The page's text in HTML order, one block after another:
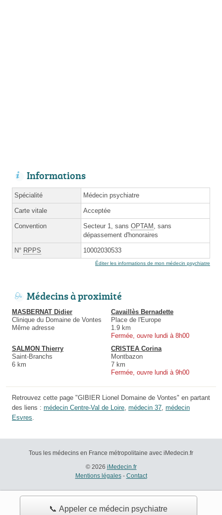
📞 Appeler ce médecin psychiatre
Informations
Spécialité Médecin psychiatre
Carte vitale Acceptée
Convention Secteur 1, sans OPTAM , sans
dépassement d'honoraires
N° RPPS 10002030533
Éditer les informations de mon médecin psychiatre
Médecins à proximité
MASBERNAT Didier
Clinique du Domaine de Vontes
Même adresse
Cavaillès Bernadette
Place de l'Europe
1.9 km
Fermée, ouvre lundi à 8h00
SALMON Thierry
Saint-Branchs
6 km
CRISTEA Corina
Montbazon
7 km
Fermée, ouvre lundi à 9h00
Retrouvez cette page "GIBIER Lionel Domaine de Vontes" en partant
des liens : médecin Centre-Val de Loire, médecin 37, médecin
Esvres.
Tous les médecins en France métropolitaine avec iMedecin.fr
© 2026 iMedecin.fr
Mentions légales- Contact